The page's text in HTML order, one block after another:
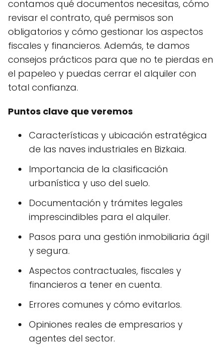
contamos qué documentos necesitas, cómo
revisar el contrato, qué permisos son
obligatorios y cómo gestionar los aspectos
fiscales y financieros. Además, te damos
consejos prácticos para que no te pierdas en
el papeleo y puedas cerrar el alquiler con
total confianza.
Puntos clave que veremos
Características y ubicación estratégica
de las naves industriales en Bizkaia.
Importancia de la clasificación
urbanística y uso del suelo.
Documentación y trámites legales
imprescindibles para el alquiler.
Pasos para una gestión inmobiliaria ágil
y segura.
Aspectos contractuales, fiscales y
financieros a tener en cuenta.
Errores comunes y cómo evitarlos.
Opiniones reales de empresarios y
agentes del sector.